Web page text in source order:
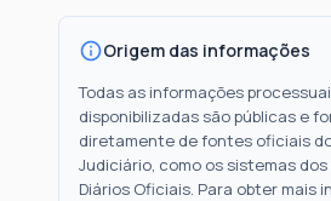
Origem das informações
Todas as informações
disponibilizadas são públicas e
diretamente de fontes oficiais
Judiciário, como os sistemas
Diários Oficiais. Para obter mais